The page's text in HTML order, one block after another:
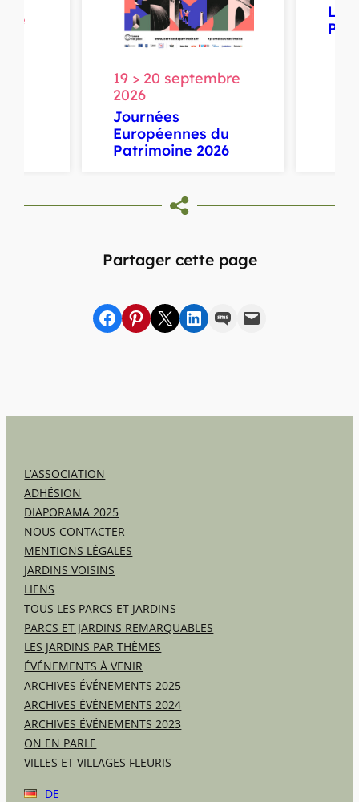
19 > 20 septembre
2026
Journées
Européennes du
Patrimoine 2026
Les
Partager cette page
Partager sur Facebook
sur Pinterest
sur X sur LinkedIn
par SMSpar e-mail
L’ASSOCIATION
ADHÉSION
DIAPORAMA 2025
NOUS CONTACTER
MENTIONS LÉGALES
JARDINS VOISINS
LIENS
TOUS LES PARCS ET JARDINS
PARCS ET JARDINS REMARQUABLES
LES JARDINS PAR THÈMES
ÉVÉNEMENTS À VENIR
ARCHIVES ÉVÉNEMENTS 2025
ARCHIVES ÉVÉNEMENTS 2024
ARCHIVES ÉVÉNEMENTS 2023
ON EN PARLE
VILLES ET VILLAGES FLEURIS
DE